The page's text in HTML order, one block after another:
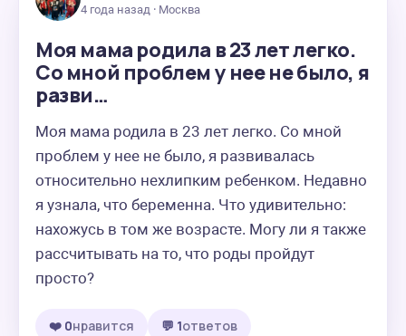
4 года назад · Москва
Моя мама родила в 23 лет легко.
Со мной проблем у нее не было, я
разви…
Моя мама родила в 23 лет легко. Со мной
проблем у нее не было, я развивалась
относительно нехлипким ребенком. Недавно
я узнала, что беременна. Что удивительно:
нахожусь в том же возрасте. Могу ли я также
рассчитывать на то, что роды пройдут
просто?
❤️ 0нравится 💬 1ответов